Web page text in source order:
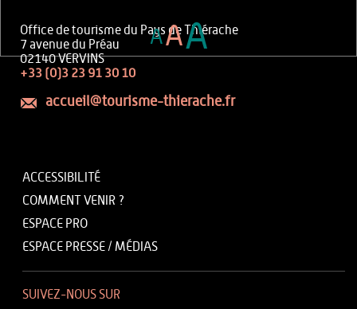
Office de tourisme du Pays de Thiérache
7 avenue du Préau
02140 VERVINS
+33 (0)3 23 91 30 10
accueil@tourisme-thierache.fr
ACCESSIBILITÉ
COMMENT VENIR ?
ESPACE PRO
ESPACE PRESSE / MÉDIAS
SUIVEZ-NOUS SUR
AAA